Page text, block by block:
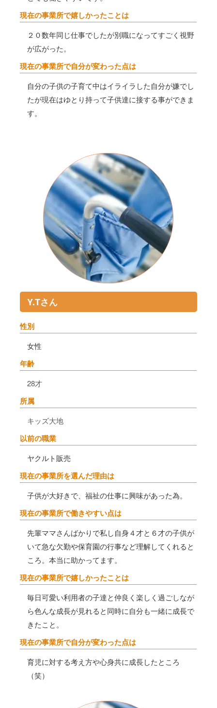
現在の事業所で嬉しかったことは
２０数年同じ仕事でしたが別職になってすごく視野
が広がった。
現在の事業所で自分が変わった点は
自分の子供の子育て中はイライラした自分が嫌でし
たが現在はゆとり持って子供達に接する事ができま
す。
Y.Tさん
性別
女性
年齢
28才
所属
キッズ大地
以前の職業
ヤクルト販売
現在の事業所を選んだ理由は
子供が大好きで、福祉の仕事に興味があった為。
現在の事業所で働きやすい点は
先輩ママさんばかりで私し自身４才と６才の子供が
いて急な欠勤や保育園の行事など理解してくれると
ころ。本当に助かってます。
現在の事業所で嬉しかったことは
毎日可愛い利用者の子達と仲良く楽しく過ごしなが
ら色んな成長が見れると同時に自分も一緒に成長で
きたこと。
現在の事業所で自分が変わった点は
育児に対する考え方や心身共に成長したところ
（笑）